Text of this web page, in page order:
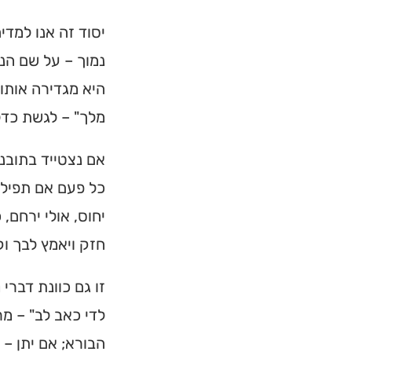
יסוד זה אנו
נמוך – על שם
היא מגדירה
מלך" – לגשת
אם נצטייד
כל פעם אם
יחוס, אולי
חזק ויאמץ לבך
זו גם כוונת
לדי כאב לב" –
הבורא; אם יתן –